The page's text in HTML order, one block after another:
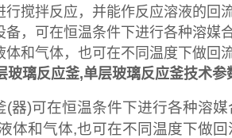
行搅拌反应，并能作反应溶液的回
备，可在恒温条件下进行各种溶媒
体和气体，也可在不同温度下做回
玻璃反应釜,单层玻璃反应釜技术参
(器)可在恒温条件下进行各种溶
体和气体,也可在不同温度下做